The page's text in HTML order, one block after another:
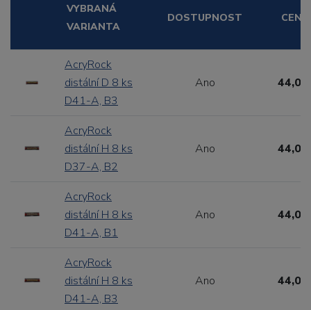
VYBRANÁ
VARIANTA
DOSTUPNOST CENA
AcryRock
distální D 8 ks
D41-A, B3
Ano 44,00
AcryRock
distální H 8 ks
D37-A, B2
Ano 44,00
AcryRock
distální H 8 ks
D41-A, B1
Ano 44,00
AcryRock
distální H 8 ks
D41-A, B3
Ano 44,00